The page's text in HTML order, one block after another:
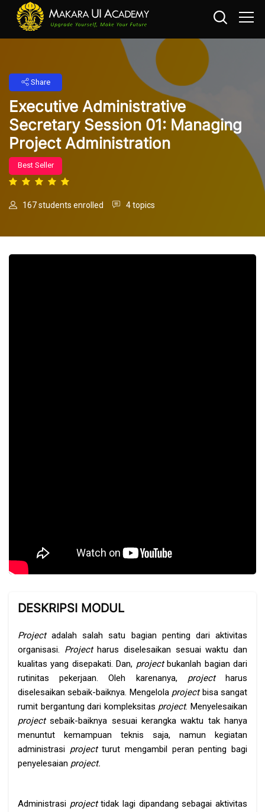
Share
Executive Administrative
Secretary Session 01: Managing
Project Administration
Best Seller
167 students enrolled 4 topics
DESKRIPSI MODUL
Projectadalah salah satu bagian penting dari aktivitas
organisasi. Projectharus diselesaikan sesuai waktu dan
kualitas yang disepakati. Dan, projectbukanlah bagian dari
rutinitas pekerjaan. Oleh karenanya, projectharus
diselesaikan sebaik-baiknya. Mengelola projectbisa sangat
rumit bergantung dari kompleksitas project. Menyelesaikan
projectsebaik-baiknya sesuai kerangka waktu tak hanya
menuntut kemampuan teknis saja, namun kegiatan
administrasi projectturut mengambil peran penting bagi
penyelesaian project.
Administrasi projecttidak lagi dipandang sebagai aktivitas